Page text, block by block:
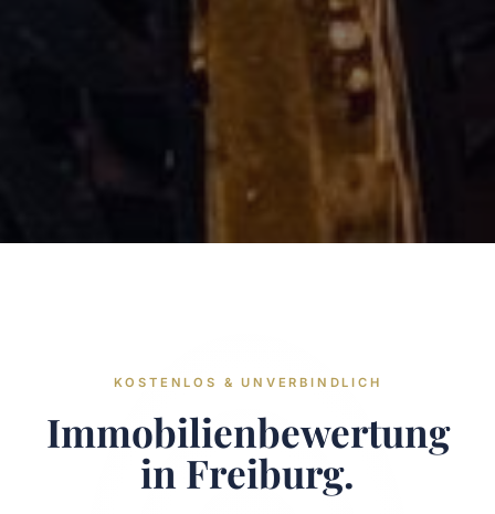
KOSTENLOS & UNVERBINDLICH
Immobilienbewertung
in Freiburg.